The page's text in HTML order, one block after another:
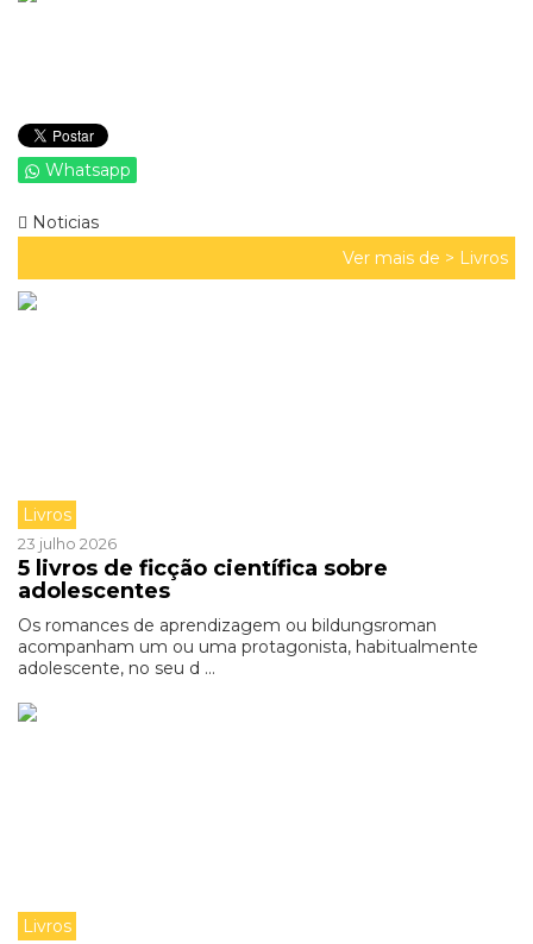
Whatsapp
Noticias
Ver mais de > Livros
Livros
23 julho 2026
5 livros de ficção científica sobre
adolescentes
Os romances de aprendizagem ou bildungsroman
acompanham um ou uma protagonista, habitualmente
adolescente, no seu d ...
Livros